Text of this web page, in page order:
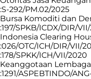
:S-292/PM.02/2025
Bursa Komoditi dan
:197/SPKB/ICDX/DIR/
Indonesia Clearing
:026/OTC/ICH/DIR/VII/
:178/SPKK/ICH/VII/2020
Keanggotaan Lembaga
:1291/ASPEBTINDO/